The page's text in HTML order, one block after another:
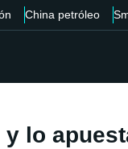
China petróleo
lo